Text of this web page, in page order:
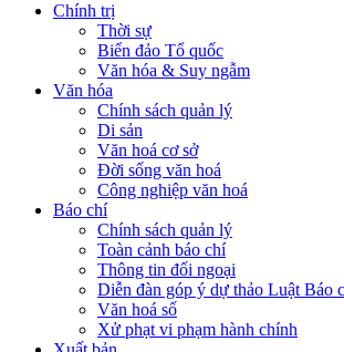
Chính trị
Thời sự
Biển đảo Tổ quốc
Văn hóa & Suy ngẫm
Văn hóa
Chính sách quản lý
Di sản
Văn hoá cơ sở
Đời sống văn hoá
Công nghiệp văn hoá
Báo chí
Chính sách quản lý
Toàn cảnh báo chí
Thông tin đối ngoại
Diễn đàn góp ý dự thảo Luật Báo
Văn hoá số
Xử phạt vi phạm hành chính